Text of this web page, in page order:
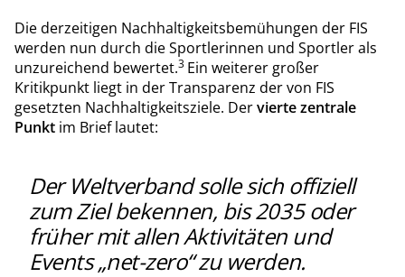
Die derzeitigen Nachhaltigkeitsbemühungen der FIS
werden nun durch die Sportlerinnen und Sportler als
unzureichend bewertet.3 Ein weiterer großer
Kritikpunkt liegt in der Transparenz der von FIS
gesetzten Nachhaltigkeitsziele. Dervierte zentrale
Punkt im Brief lautet:
Der Weltverband solle sich offiziell
zum Ziel bekennen, bis 2035 oder
früher mit allen Aktivitäten und
Events „net-zero“ zu werden.